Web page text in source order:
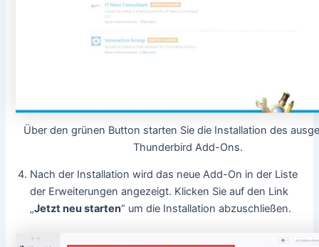
Über den grünen Button starten Sie die Installation des
Thunderbird Add-Ons.
Nach der Installation wird das neue Add-On in der Liste
der Erweiterungen angezeigt. Klicken Sie auf den Link
„Jetzt neu starten“ um die Installation abzuschließen.